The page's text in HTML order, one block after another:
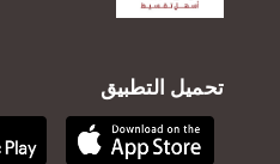
تحميل التطبيق